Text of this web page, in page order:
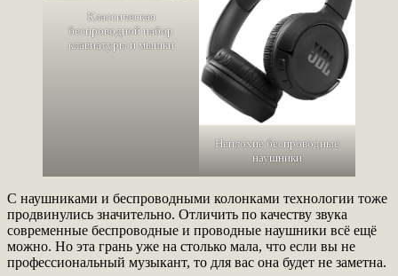
Классическая
беспроводной набор
клавиатуры и мышки
Неплохие беспроводные
наушники
С наушниками и беспроводными колонками технологии тоже
продвинулись значительно. Отличить по качеству звука
современные беспроводные и проводные наушники всё ещё
можно. Но эта грань уже на столько мала, что если вы не
профессиональный музыкант, то для вас она будет не заметна.